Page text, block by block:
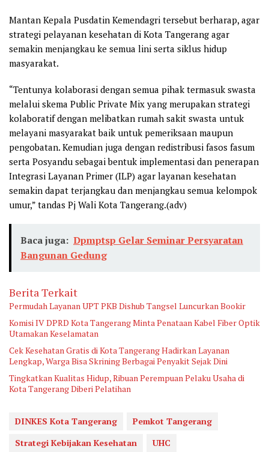
Mantan Kepala Pusdatin Kemendagri tersebut berharap, agar
strategi pelayanan kesehatan di Kota Tangerang agar
semakin menjangkau ke semua lini serta siklus hidup
masyarakat.
“Tentunya kolaborasi dengan semua pihak termasuk swasta
melalui skema Public Private Mix yang merupakan strategi
kolaboratif dengan melibatkan rumah sakit swasta untuk
melayani masyarakat baik untuk pemeriksaan maupun
pengobatan. Kemudian juga dengan redistribusi fasos fasum
serta Posyandu sebagai bentuk implementasi dan penerapan
Integrasi Layanan Primer (ILP) agar layanan kesehatan
semakin dapat terjangkau dan menjangkau semua kelompok
umur,” tandas Pj Wali Kota Tangerang.(adv)
Baca juga: Dpmptsp Gelar Seminar Persyaratan
Bangunan Gedung
Berita Terkait
Permudah Layanan UPT PKB Dishub Tangsel Luncurkan Bookir
Komisi IV DPRD Kota Tangerang Minta Penataan Kabel Fiber Optik
Utamakan Keselamatan
Cek Kesehatan Gratis di Kota Tangerang Hadirkan Layanan
Lengkap, Warga Bisa Skrining Berbagai Penyakit Sejak Dini
Tingkatkan Kualitas Hidup, Ribuan Perempuan Pelaku Usaha di
Kota Tangerang Diberi Pelatihan
DINKES Kota Tangerang
Pemkot Tangerang
Strategi Kebijakan Kesehatan
UHC